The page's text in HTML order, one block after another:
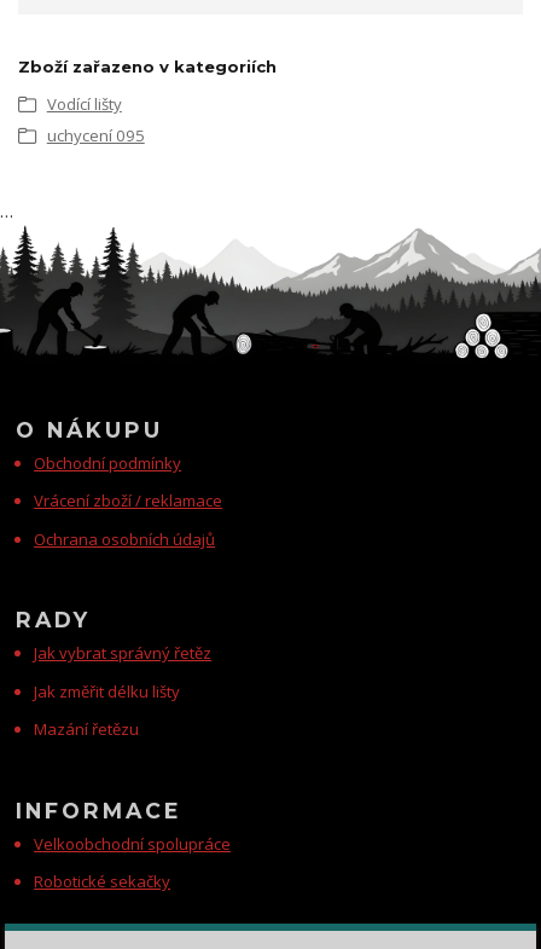
Zboží zařazeno v kategoriích
Vodící lišty
uchycení 095
O NÁKUPU
Obchodní podmínky
Vrácení zboží / reklamace
Ochrana osobních údajů
RADY
Jak vybrat správný řetěz
Jak změřit délku lišty
Mazání řetězu
INFORMACE
Velkoobchodní spolupráce
Robotické sekačky
…